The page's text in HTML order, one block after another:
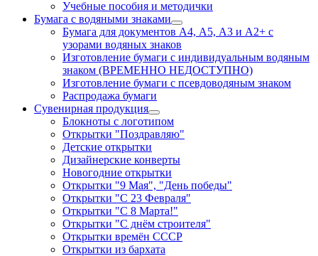
Учебные пособия и методички
Бумага с водяными знаками
Бумага для документов А4, А5, А3 и А2+ с
узорами водяных знаков
Изготовление бумаги с индивидуальным водяным
знаком (ВРЕМЕННО НЕДОСТУПНО)
Изготовление бумаги с псевдоводяным знаком
Распродажа бумаги
Сувенирная продукция
Блокноты с логотипом
Открытки "Поздравляю"
Детские открытки
Дизайнерские конверты
Новогодние открытки
Открытки "9 Мая", "День победы"
Открытки "С 23 Февраля"
Открытки "С 8 Марта!"
Открытки "С днём строителя"
Открытки времён СССР
Открытки из бархата